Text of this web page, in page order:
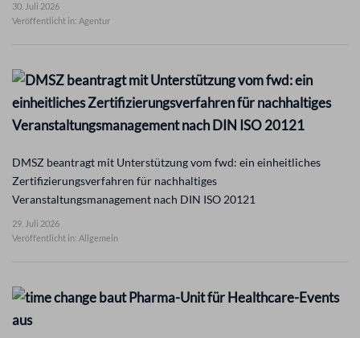
30. Juli 2026
Veröffentlicht in: Agentur
DMSZ beantragt mit Unterstützung vom fwd: ein einheitliches
Zertifizierungsverfahren für nachhaltiges
Veranstaltungsmanagement nach DIN ISO 20121
29. Juli 2026
Veröffentlicht in: Allgemein